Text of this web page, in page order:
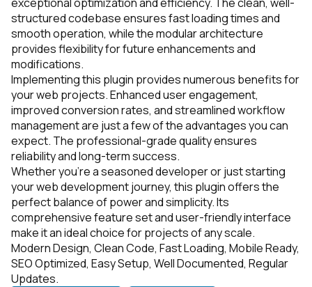
structured codebase ensures fast loading times and
smooth operation, while the modular architecture
provides flexibility for future enhancements and
modifications.
Implementing this plugin provides numerous benefits for
your web projects. Enhanced user engagement,
improved conversion rates, and streamlined workflow
management are just a few of the advantages you can
expect. The professional-grade quality ensures
reliability and long-term success.
Whether you're a seasoned developer or just starting
your web development journey, this plugin offers the
perfect balance of power and simplicity. Its
comprehensive feature set and user-friendly interface
make it an ideal choice for projects of any scale.
Modern Design, Clean Code, Fast Loading, Mobile Ready,
SEO Optimized, Easy Setup, Well Documented, Regular
Updates.